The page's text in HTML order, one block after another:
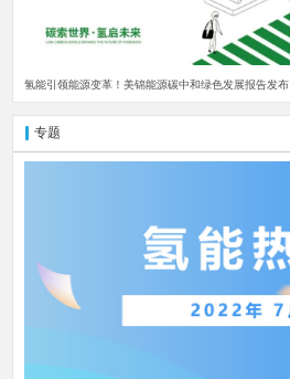
氢能引领能源变革！美锦能源碳中和绿色发展报告发布
专题